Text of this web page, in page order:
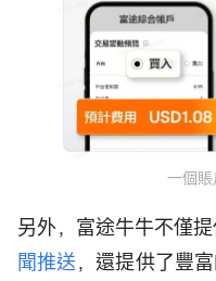
一個
另外，富途牛牛不僅
聞推送，還提供了豐